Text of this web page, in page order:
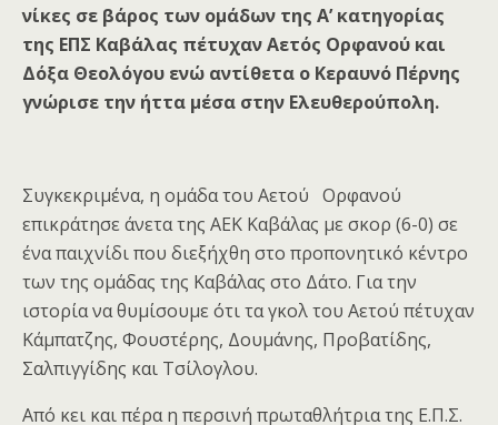
νίκες σε βάρος των ομάδων της Α’ κατηγορίας
της ΕΠΣ Καβάλας πέτυχαν Αετός Ορφανού και
Δόξα Θεολόγου ενώ αντίθετα ο Κεραυνό Πέρνης
γνώρισε την ήττα μέσα στην Ελευθερούπολη.
Συγκεκριμένα, η ομάδα του Αετού Ορφανού
επικράτησε άνετα της ΑΕΚ Καβάλας με σκορ (6-0) σε
ένα παιχνίδι που διεξήχθη στο προπονητικό κέντρο
των της ομάδας της Καβάλας στο Δάτο. Για την
ιστορία να θυμίσουμε ότι τα γκολ του Αετού πέτυχαν
Κάμπατζης, Φουστέρης, Δουμάνης, Προβατίδης,
Σαλπιγγίδης και Τσίλογλου.
Από κει και πέρα η περσινή πρωταθλήτρια της Ε.Π.Σ.